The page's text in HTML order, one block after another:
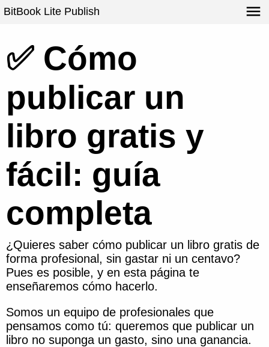
BitBook Lite Publish
✅ Cómo
publicar un
libro gratis y
fácil: guía
completa
¿Quieres saber cómo publicar un libro gratis de
forma profesional, sin gastar ni un centavo?
Pues es posible, y en esta página te
enseñaremos cómo hacerlo.
Somos un equipo de profesionales que
pensamos como tú: queremos que publicar un
libro no suponga un gasto, sino una ganancia.